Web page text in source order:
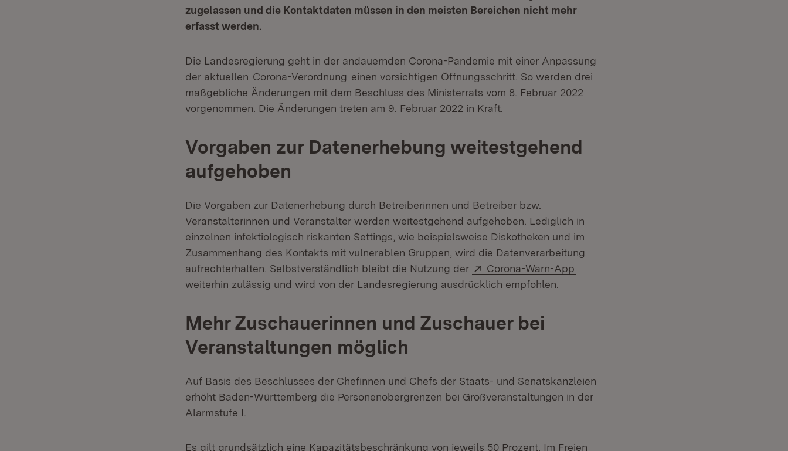
zugelassen und die Kontaktdaten müssen in den meisten Bereichen nicht mehr
erfasst werden.
Die Landesregierung geht in der andauernden Corona-Pandemie mit einer Anpassung
der aktuellen Corona-Verordnung einen vorsichtigen Öffnungsschritt. So werden drei
maßgebliche Änderungen mit dem Beschluss des Ministerrats vom 8. Februar 2022
vorgenommen. Die Änderungen treten am 9. Februar 2022 in Kraft.
Vorgaben zur Datenerhebung weitestgehend
aufgehoben
Die Vorgaben zur Datenerhebung durch Betreiberinnen und Betreiber bzw.
Veranstalterinnen und Veranstalter werden weitestgehend aufgehoben. Lediglich in
einzelnen infektiologisch riskanten Settings, wie beispielsweise Diskotheken und im
Zusammenhang des Kontakts mit vulnerablen Gruppen, wird die Datenverarbeitung
aufrechterhalten. Selbstverständlich bleibt die Nutzung der
Extern:
Corona-Warn-App
weiterhin zulässig und wird von der Landesregierung ausdrücklich empfohlen.
Mehr Zuschauerinnen und Zuschauer bei
Veranstaltungen möglich
Auf Basis des Beschlusses der Chefinnen und Chefs der Staats- und Senatskanzleien
erhöht Baden-Württemberg die Personenobergrenzen bei Großveranstaltungen in der
Alarmstufe I.
Es gilt grundsätzlich eine Kapazitätsbeschränkung von jeweils 50 Prozent. Im Freien